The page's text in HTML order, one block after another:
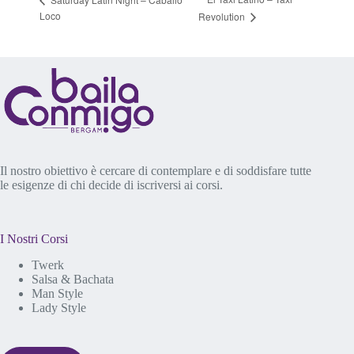
Loco
Revolution
Il nostro obiettivo è cercare di contemplare e di soddisfare tutte
le esigenze di chi decide di iscriversi ai corsi.
I Nostri Corsi
Twerk
Salsa & Bachata
Man Style
Lady Style